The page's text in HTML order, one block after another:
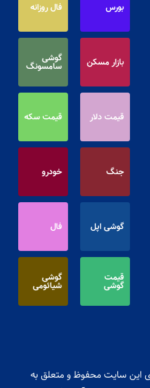
بورس فال روزانه
بازار مسکن گوشی
سامسونگ
قیمت دلار قیمت سکه
جنگ خودرو
گوشی اپل فال
قیمت
گوشی
گوشی
شیائومی
این سایت محفوظ و متعلق به